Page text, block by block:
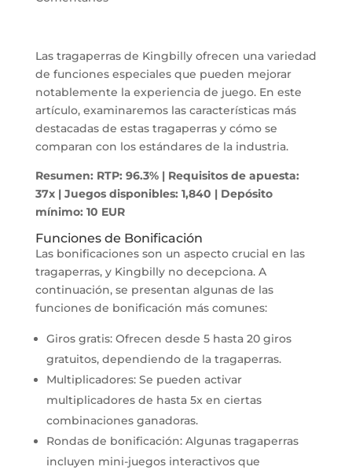
Las tragaperras de Kingbilly ofrecen una variedad
de funciones especiales que pueden mejorar
notablemente la experiencia de juego. En este
artículo, examinaremos las características más
destacadas de estas tragaperras y cómo se
comparan con los estándares de la industria.
Resumen: RTP: 96.3% | Requisitos de apuesta:
37x | Juegos disponibles: 1,840 | Depósito
mínimo: 10 EUR
Funciones de Bonificación
Las bonificaciones son un aspecto crucial en las
tragaperras, y Kingbilly no decepciona. A
continuación, se presentan algunas de las
funciones de bonificación más comunes:
Giros gratis: Ofrecen desde 5 hasta 20 giros
gratuitos, dependiendo de la tragaperras.
Multiplicadores: Se pueden activar
multiplicadores de hasta 5x en ciertas
combinaciones ganadoras.
Rondas de bonificación: Algunas tragaperras
incluyen mini-juegos interactivos que